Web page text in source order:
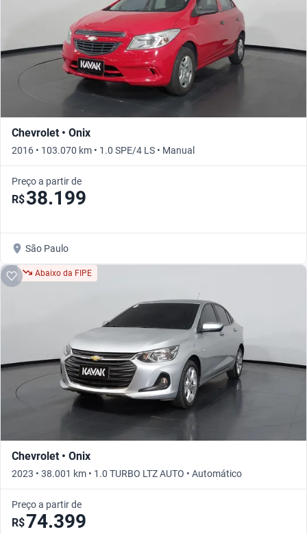
Chevrolet • Onix
2016 • 103.070 km • 1.0 SPE/4 LS • Manual
Preço a partir de
R$38.199
São Paulo
Abaixo da FIPE
Chevrolet • Onix
2023 • 38.001 km • 1.0 TURBO LTZ AUTO • Automático
Preço a partir de
R$74.399